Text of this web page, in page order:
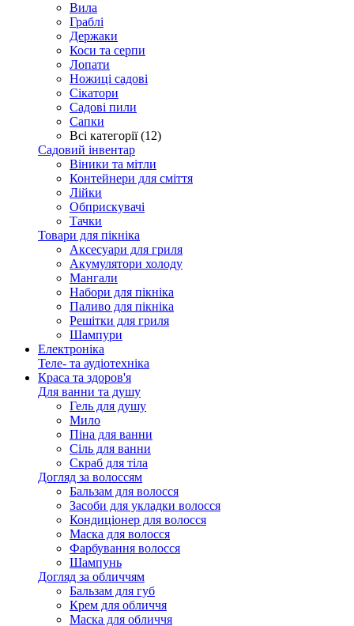
Вила
Граблі
Держаки
Коси та серпи
Лопати
Ножиці садові
Сікатори
Садові пили
Сапки
Всі категорії (12)
Садовий інвентар
Віники та мітли
Контейнери для сміття
Лійки
Обприскувачі
Тачки
Товари для пікніка
Аксесуари для гриля
Акумулятори холоду
Мангали
Набори для пікніка
Паливо для пікніка
Решітки для гриля
Шампури
Електроніка
Теле- та аудіотехніка
Краса та здоров'я
Для ванни та душу
Гель для душу
Мило
Піна для ванни
Сіль для ванни
Скраб для тіла
Догляд за волоссям
Бальзам для волосся
Засоби для укладки волосся
Кондиціонер для волосся
Маска для волосся
Фарбування волосся
Шампунь
Догляд за обличчям
Бальзам для губ
Крем для обличчя
Маска для обличчя